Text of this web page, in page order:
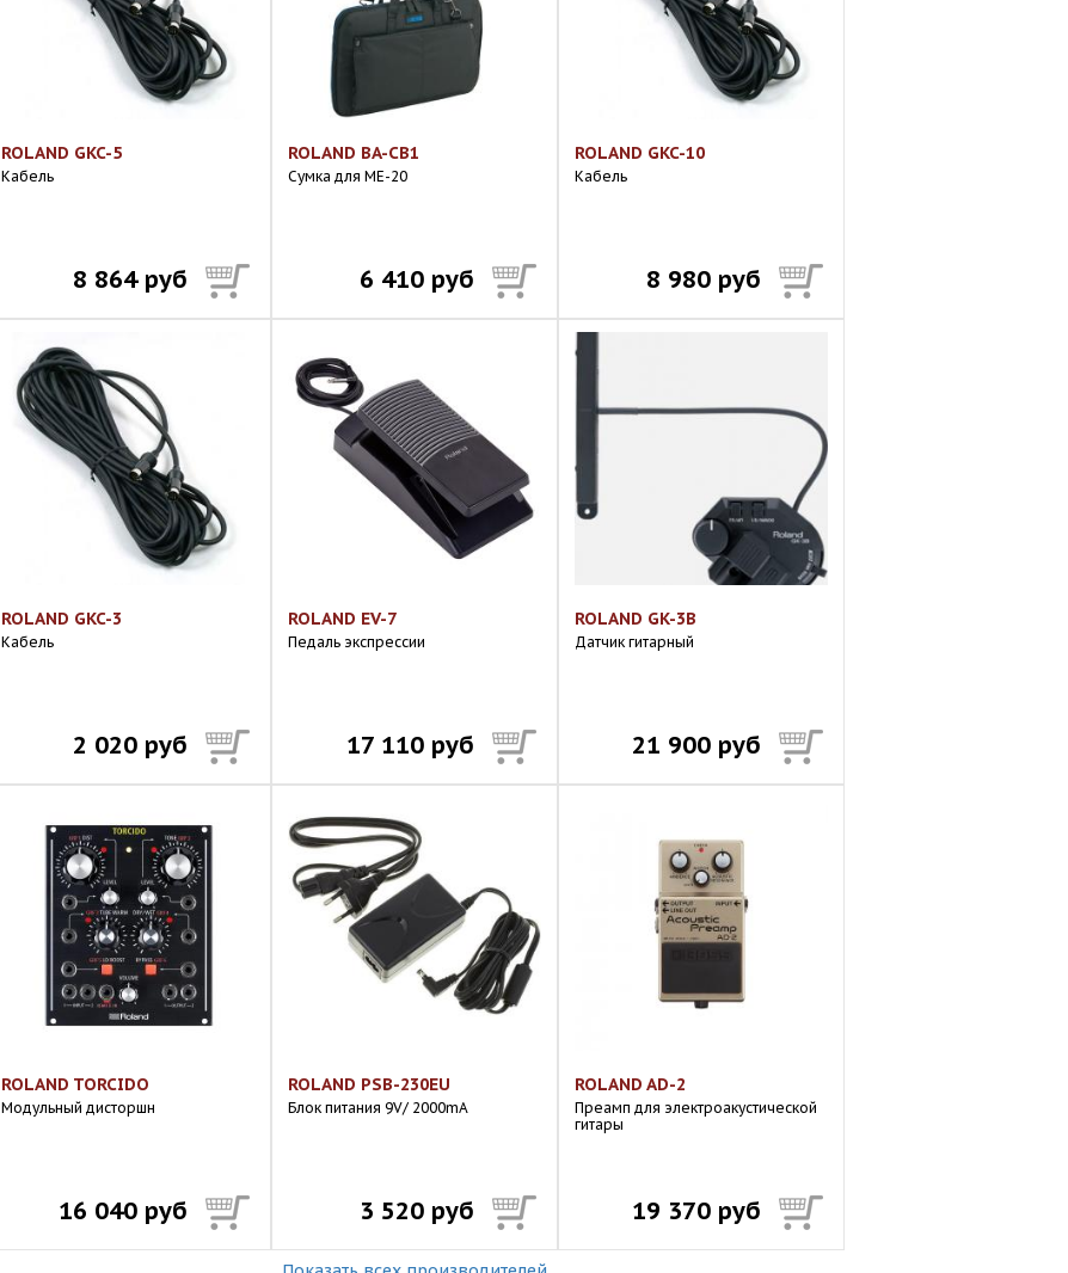
ROLAND GKC-5
Кабель
8 864 руб
ROLAND BA-CB1
Сумка для ME-20
6 410 руб
ROLAND GKC-10
Кабель
8 980 руб
ROLAND GKC-3
Кабель
2 020 руб
ROLAND EV-7
Педаль экспрессии
17 110 руб
ROLAND GK-3B
Датчик гитарный
21 900 руб
ROLAND TORCIDO
Модульный дисторшн
16 040 руб
ROLAND PSB-230EU
Блок питания 9V/ 2000mA
3 520 руб
ROLAND AD-2
Преамп для электроакустической
гитары
19 370 руб